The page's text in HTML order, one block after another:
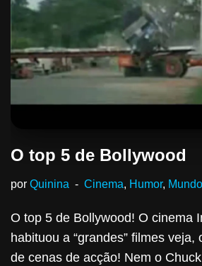
O top 5 de Bollywood
por Quinina Cinema, Humor, Mundo
O top 5 de Bollywood! O cinema
habituou a “grandes” filmes
de cenas de acção! Nem o